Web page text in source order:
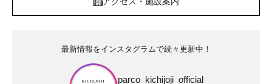
最新情報をインスタグラムで続々更新中！
parco_kichijoji_official